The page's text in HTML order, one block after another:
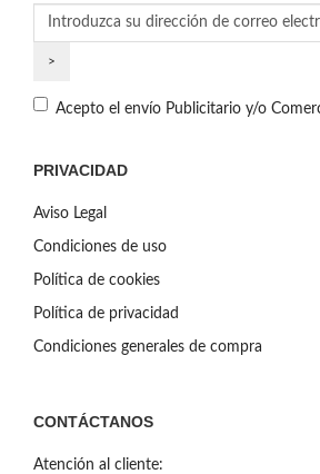
Acepto el envío Publicitario y/o
PRIVACIDAD
Aviso Legal
Condiciones de uso
Política de cookies
Política de privacidad
Condiciones generales de compra
CONTÁCTANOS
Atención al cliente: